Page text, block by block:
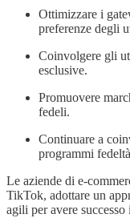
Ottimizzare i
preferenze degli
Coinvolgere gli
esclusive.
Promuovere
fedeli.
Continuare a
programmi
Le aziende di e-
TikTok, adottare un
agili per avere